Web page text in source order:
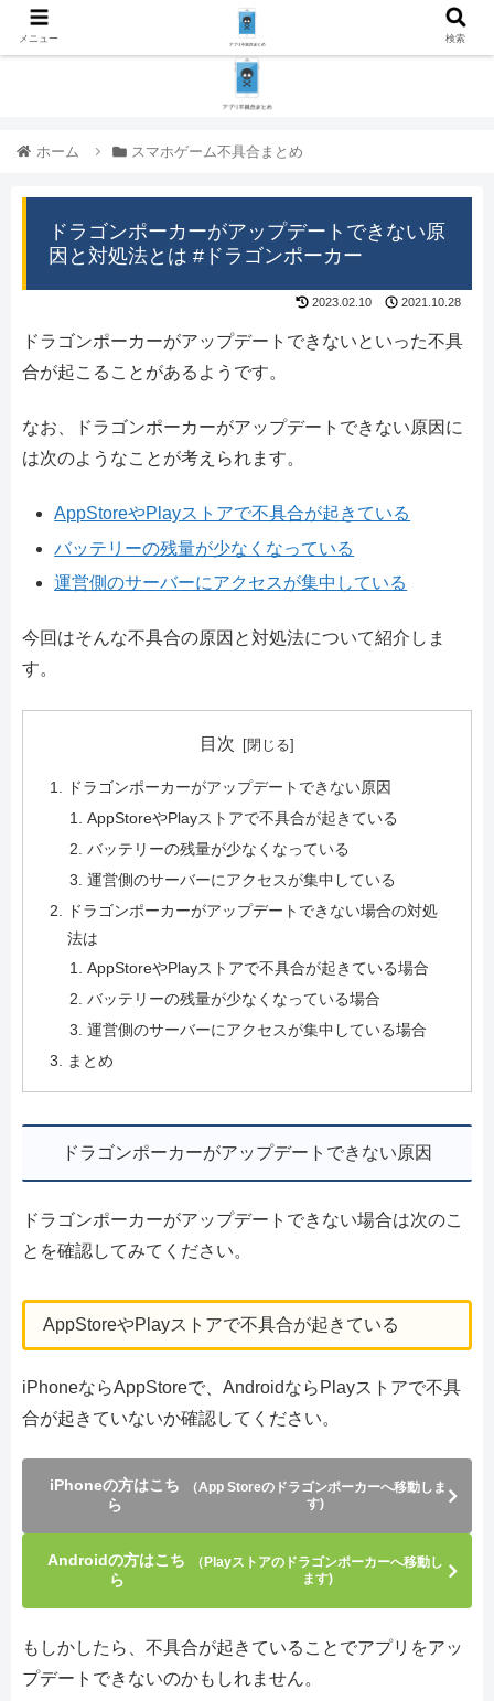
ホーム スマホゲーム不具合まとめ
ドラゴンポーカーがアップデートできない原
因と対処法とは #ドラゴンポーカー
2023.02.10 2021.10.28
ドラゴンポーカーがアップデートできないといった不具
合が起こることがあるようです。
なお、ドラゴンポーカーがアップデートできない原因に
は次のようなことが考えられます。
AppStoreやPlayストアで不具合が起きている
バッテリーの残量が少なくなっている
運営側のサーバーにアクセスが集中している
今回はそんな不具合の原因と対処法について紹介しま
す。
目次
ドラゴンポーカーがアップデートできない原因
AppStoreやPlayストアで不具合が起きている
バッテリーの残量が少なくなっている
運営側のサーバーにアクセスが集中している
ドラゴンポーカーがアップデートできない場合の対処
法は
AppStoreやPlayストアで不具合が起きている場合
バッテリーの残量が少なくなっている場合
運営側のサーバーにアクセスが集中している場合
まとめ
ドラゴンポーカーがアップデートできない原因
ドラゴンポーカーがアップデートできない場合は次のこ
とを確認してみてください。
AppStoreやPlayストアで不具合が起きている
iPhoneならAppStoreで、AndroidならPlayストアで不具
合が起きていないか確認してください。
iPhoneの方はこち
ら
（App Storeのドラゴンポーカーへ移動しま
す)
Androidの方はこち
ら
（Playストアのドラゴンポーカーへ移動し
ます)
もしかしたら、不具合が起きていることでアプリをアッ
プデートできないのかもしれません。
メニュー 検索